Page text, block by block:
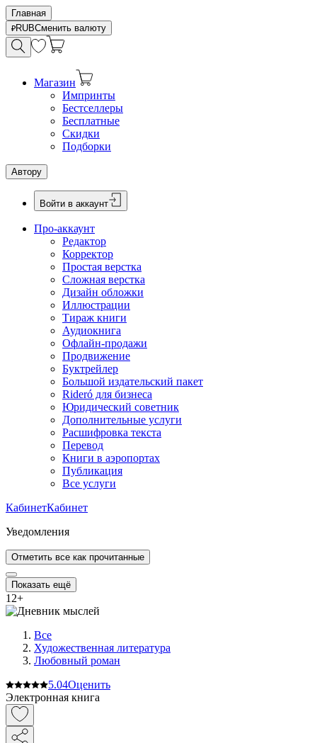
Главная
RUBСменить валюту
Магазин
Импринты
Бестселлеры
Бесплатные
Скидки
Подборки
Автору
Войти в аккаунт
Про-аккаунт
Редактор
Корректор
Простая верстка
Сложная верстка
Дизайн обложки
Иллюстрации
Тираж книги
Аудиокнига
Офлайн-продажи
Продвижение
Буктрейлер
Большой издательский пакет
Rideró для бизнеса
Юридический советник
Дополнительные услуги
Расшифровка текста
Перевод
Книги в аэропортах
Публикация
Все услуги
КабинетКабинет
Уведомления
Отметить все как прочитанные
Показать ещё
12+
Все
Художественная литература
Любовный роман
5.04Оценить
Электронная книга